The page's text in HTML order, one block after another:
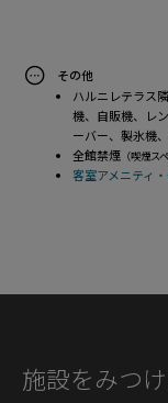
その他
ハルニレテラス
機、自販機、レ
ーバー、製氷機
全館禁煙 （喫煙ス
客室アメニティ
施設をみつ